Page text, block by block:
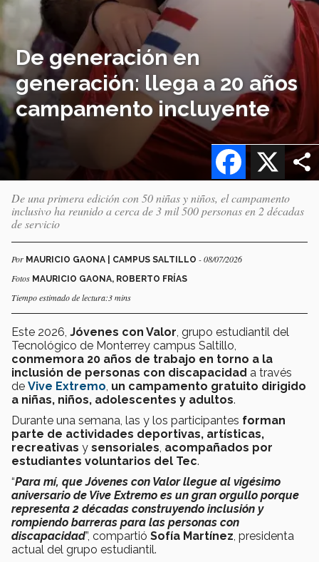
De generación en
generación: llega a 20 años
campamento incluyente
X
Facebook
De una primera edición con 50 niñas y niños, el campamento
inclusivo ha reunido a cerca de 3 mil 500 personas en 2 décadas
de servicio
Por MAURICIO GAONA | CAMPUS SALTILLO - 08/07/2026
Fotos MAURICIO GAONA, ROBERTO FRÍAS
Tiempo estimado de lectura:3 mins
Este 2026, Jóvenes con Valor , grupo estudiantil del
Tecnológico de Monterrey campus Saltillo,
conmemora 20 años de trabajo en torno a la
inclusión de personas con discapacidad a través
de Vive Extremo un campamento gratuito dirigido
a niñas, niños, adolescentes y adultos.
Durante una semana, las y los participantes forman
parte de actividades deportivas, artísticas,
recreativas y sensoriales acompañados por
estudiantes voluntarios del Tec.
“Para mí, que Jóvenes con Valor llegue al vigésimo
aniversario de Vive Extremo es un gran orgullo porque
representa 2 décadas construyendo inclusión y
rompiendo barreras para las personas con
discapacidad”, compartió Sofía Martínez , presidenta
actual del grupo estudiantil.